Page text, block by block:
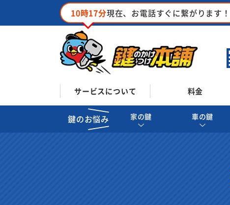
10時17分現在、お電話すぐに繋がります！
サービスについて 料金
鍵のお悩み 家の鍵 車の鍵